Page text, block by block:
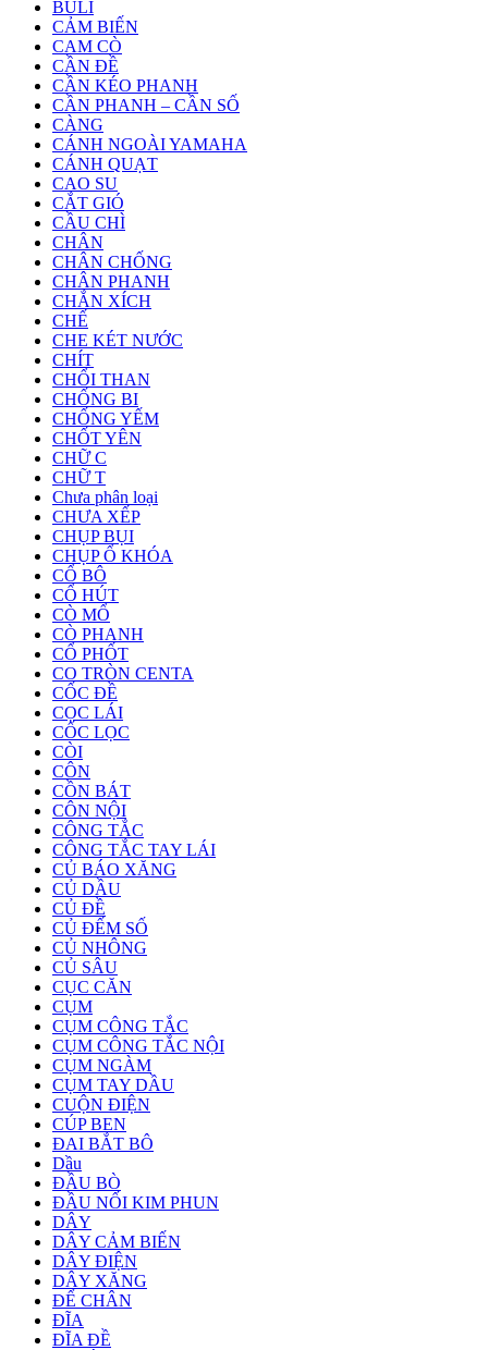
BULI
CẢM BIẾN
CAM CÒ
CẦN ĐỀ
CẦN KÉO PHANH
CẦN PHANH – CẦN SỐ
CÀNG
CÁNH NGOÀI YAMAHA
CÁNH QUẠT
CAO SU
CẮT GIÓ
CẦU CHÌ
CHÂN
CHÂN CHỐNG
CHÂN PHANH
CHẮN XÍCH
CHẾ
CHE KÉT NƯỚC
CHÍT
CHỔI THAN
CHỐNG BI
CHỐNG YẾM
CHỐT YÊN
CHỮ C
CHỮ T
Chưa phân loại
CHƯA XẾP
CHỤP BỤI
CHỤP Ổ KHÓA
CỔ BÔ
CỔ HÚT
CÒ MỔ
CÒ PHANH
CỔ PHỐT
CO TRÒN CENTA
CỐC ĐỀ
CỌC LÁI
CỐC LỌC
CÒI
CÔN
CỒN BÁT
CÔN NỘI
CÔNG TẮC
CÔNG TẮC TAY LÁI
CỦ BÁO XĂNG
CỦ DẦU
CỦ ĐỀ
CỦ ĐẾM SỐ
CỦ NHÔNG
CỦ SÂU
CỤC CĂN
CỤM
CỤM CÔNG TẮC
CỤM CÔNG TẮC NỘI
CỤM NGÀM
CỤM TAY DẦU
CUỘN ĐIỆN
CÚP BEN
ĐAI BẮT BÔ
Dầu
ĐẦU BÒ
ĐẦU NỐI KIM PHUN
DÂY
DÂY CẢM BIẾN
DÂY ĐIỆN
DÂY XĂNG
ĐỂ CHÂN
ĐĨA
ĐĨA ĐỀ